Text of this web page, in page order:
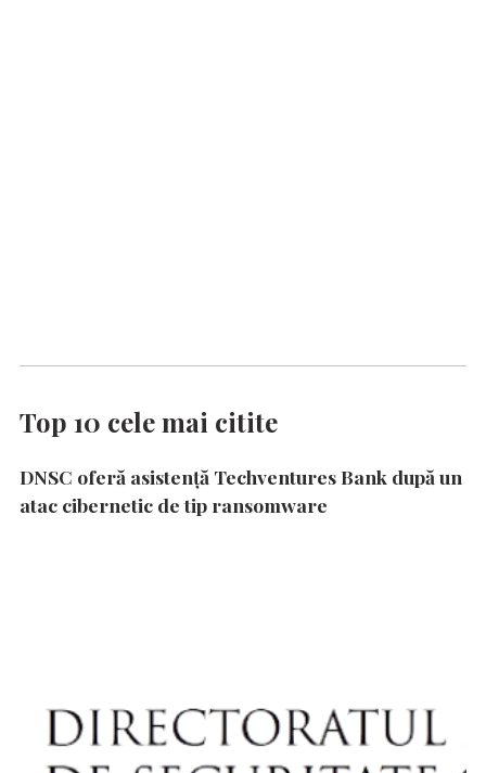
Top 10 cele mai citite
DNSC oferă asistență Techventures Bank după un
atac cibernetic de tip ransomware